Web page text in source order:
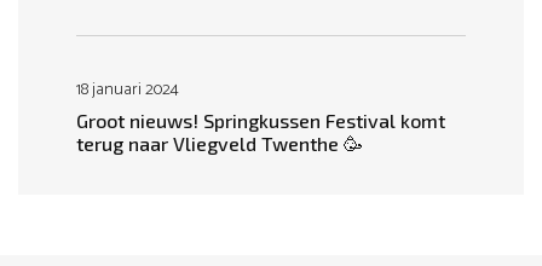
18 januari 2024
Groot nieuws! Springkussen Festival komt
terug naar Vliegveld Twenthe 🥳